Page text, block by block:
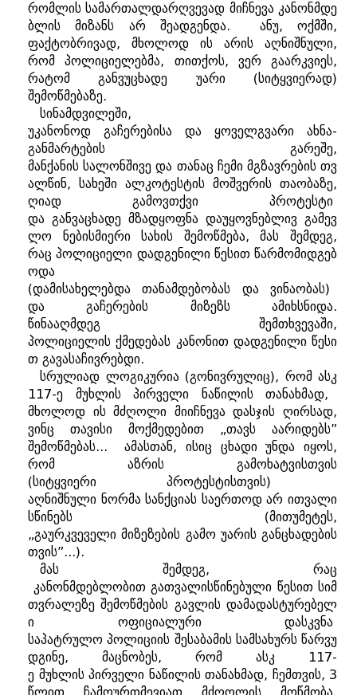
რომლის სამართალდარღვევად მიჩნევა კანონმდე
ბლის
მიზანს არ შეადგენდა. ანუ,ოქმში,
ფაქტობრივად, მხოლოდ ის არის აღნიშნული,
რომ
პოლიციელებმა, თითქოს, ვერ გაარკვიეს,
რატომ
განვუცხადე უარი (სიტყვიერად)
შემოწმებაზე.
სინამდვილეში,
უკანონოდ
გაჩერებისა და ყოველგვარი ახნა-
განმარტების
გარეშე,
მანქანის სალონშივე და თანაც ჩემი მგზავრების თვ
ალწინ, სახეში ალკოტესტის მოშვერის თაობაზე,
ღიად
გამოვთქვი
პროტესტი
და განვაცხადე მზადყოფნა დაუყოვნებლივ გამევ
ლო
ნებისმიერი სახის შემოწმება,მას შემდეგ,
რაც პოლიციელი დადგენილი წესით წარმომიდგებ
ოდა
(დამისახელებდა თანამდებობას და ვინაობას)
და
გაჩერების მიზეზს ამიხსნიდა.
წინააღმდეგ
შემთხვევაში,
პოლიციელის ქმედებას კანონით დადგენილი წესი
თ გავასაჩივრებდი.
სრულიად ლოგიკურია (გონივრულიც), რომ ასკ
117-ე მუხლის პირველი ნაწილის თანახმად,
მხოლოდ ის მძღოლი მიიჩნევა დასჯის ღირსად,
ვინც
თავისი მოქმედებით „თავს აარიდებს”
შემოწმებას...ამასთან,ისიც ცხადი უნდა იყოს,
რომ
აზრის
გამოხატვისთვის
(სიტყვიერი პროტესტისთვის)
აღნიშნული ნორმა სანქციას საერთოდ არ ითვალი
სწინებს (მითუმეტეს,
„გაურკვეველი მიზეზების გამო უარის განცხადების
თვის”...).
მას
შემდეგ, რაც
კანონმდებლობით გათვალისწინებული წესით სიმ
თვრალეზე შემოწმების გავლის დამადასტურებელ
ი
ოფიციალური
დასკვნა
საპატრულო პოლიციის შესაბამის სამსახურს წარვუ
დგინე, მაცნობეს, რომ ასკ 117-
ე მუხლის პირველი ნაწილის თანახმად, ჩემთვის, 3